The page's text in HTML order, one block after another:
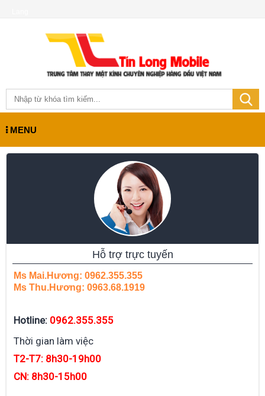
MENU
Hỗ trợ trực tuyến
Ms Mai.Hương: 0962.355.355
Ms Thu.Hương: 0963.68.1919
Hotline: 0962.355.355
Thời gian làm việc
T2-T7: 8h30-19h00
CN: 8h30-15h00